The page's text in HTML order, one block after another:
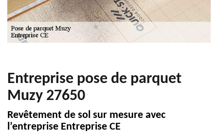
Entreprise pose de parquet
Muzy 27650
Revêtement de sol sur mesure avec
l’entreprise Entreprise CE